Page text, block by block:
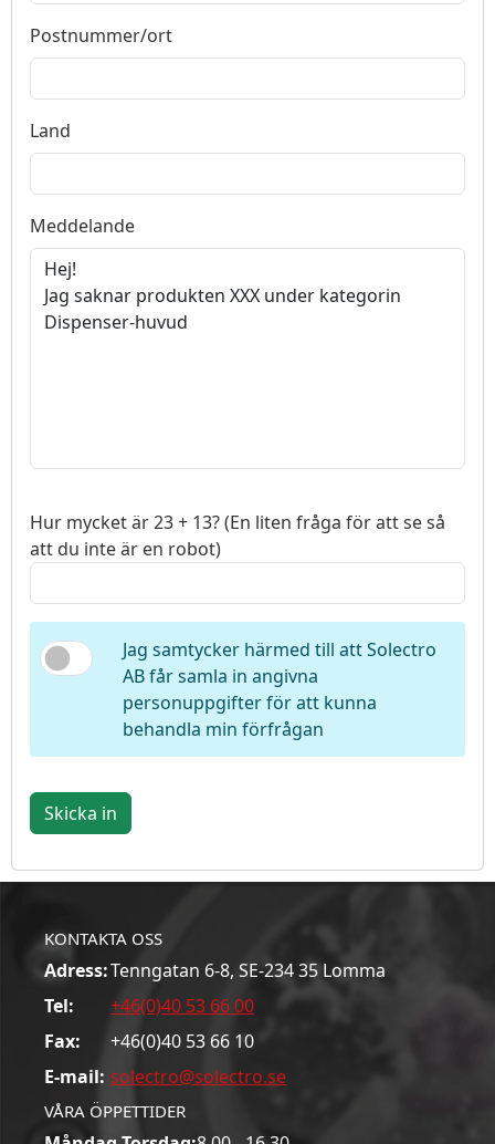
Postnummer/ort
Land
Meddelande
Hur mycket är 23 + 13? (En liten fråga för att se så
att du inte är en robot)
Jag samtycker härmed till att Solectro
AB får samla in angivna
personuppgifter för att kunna
behandla min förfrågan
Skicka in
KONTAKTA OSS
Adress:Tenngatan 6-8, SE-234 35 Lomma
Tel:
+46(0)40 53 66 00
Fax:
+46(0)40 53 66 10
E-mail: solectro@solectro.se
VÅRA ÖPPETTIDER